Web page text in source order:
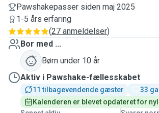
Pawshakepasser siden maj 2025
1-5 års erfaring
(27 anmeldelser)
Bor med ...
Børn under 10 år
Aktiv i Pawshake-fællesskabet
11 tilbagevendende gæster
33
Kalenderen er blevet opdateret for